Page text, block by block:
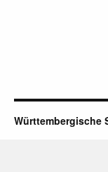
Württembergische